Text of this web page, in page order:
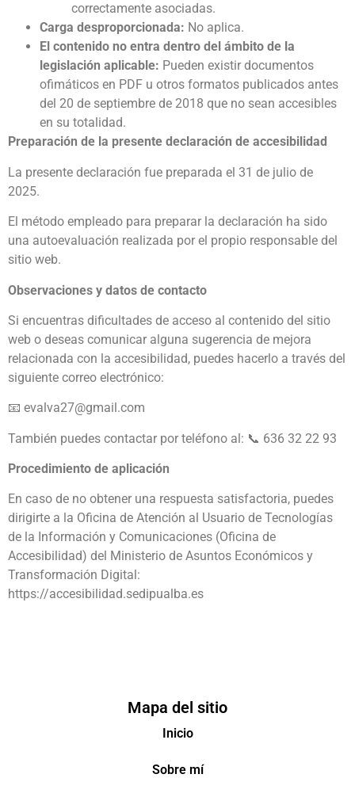
correctamente asociadas.
Carga desproporcionada: No aplica.
El contenido no entra dentro del ámbito de la
legislación aplicable: Pueden existir documentos
ofimáticos en PDF u otros formatos publicados antes
del 20 de septiembre de 2018 que no sean accesibles
en su totalidad.
Preparación de la presente declaración de accesibilidad
La presente declaración fue preparada el 31 de julio de
2025.
El método empleado para preparar la declaración ha sido
una autoevaluación realizada por el propio responsable del
sitio web.
Observaciones y datos de contacto
Si encuentras dificultades de acceso al contenido del sitio
web o deseas comunicar alguna sugerencia de mejora
relacionada con la accesibilidad, puedes hacerlo a través del
siguiente correo electrónico:
📧 evalva27@gmail.com
También puedes contactar por teléfono al: 📞 636 32 22 93
Procedimiento de aplicación
En caso de no obtener una respuesta satisfactoria, puedes
dirigirte a la Oficina de Atención al Usuario de Tecnologías
de la Información y Comunicaciones (Oficina de
Accesibilidad) del Ministerio de Asuntos Económicos y
Transformación Digital:
https://accesibilidad.sedipualba.es
Mapa del sitio
Inicio
Sobre mí